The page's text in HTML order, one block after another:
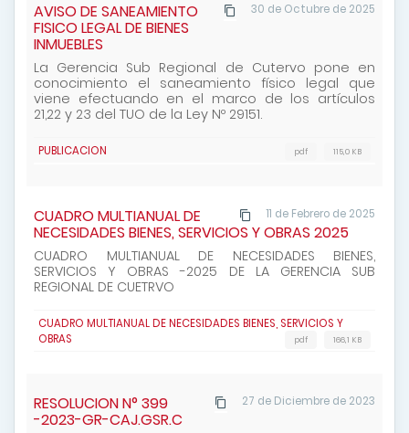
30 de Octubre de 2025
AVISO DE SANEAMIENTO
FISICO LEGAL DE BIENES
INMUEBLES
La Gerencia Sub Regional de Cutervo pone en
conocimiento el saneamiento físico legal que
viene efectuando en el marco de los artículos
21,22 y 23 del TUO de la Ley Nº 29151.
PUBLICACION 115,0 KB
pdf
11 de Febrero de 2025
CUADRO MULTIANUAL DE
NECESIDADES BIENES, SERVICIOS Y OBRAS 2025
CUADRO MULTIANUAL DE NECESIDADES BIENES,
SERVICIOS Y OBRAS -2025 DE LA GERENCIA SUB
REGIONAL DE CUETRVO
CUADRO MULTIANUAL DE NECESIDADES BIENES, SERVICIOS Y
OBRAS
166,1 KB
pdf
27 de Diciembre de 2023
RESOLUCION N° 399
-2023-GR-CAJ.GSR.C